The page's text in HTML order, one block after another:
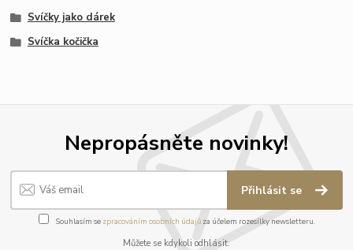
Svíčky jako dárek
Svíčka kočička
Nepropásněte novinky!
Přihlásit se
Souhlasím se zpracováním osobních údajůza účelem rozesílky newsletteru.
Můžete se kdykoli odhlásit.